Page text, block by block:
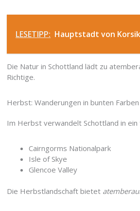
LESETIPP: Hauptstadt von
Die Natur in Schottland lädt zu
Richtige.
Herbst: Wanderungen in bunten Farben
Im Herbst verwandelt Schottland in
Cairngorms Nationalpark
Isle of Skye
Glencoe Valley
Die Herbstlandschaft bietet